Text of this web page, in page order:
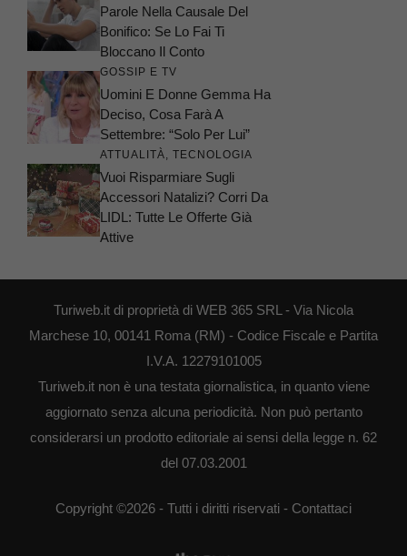
Parole Nella Causale Del
Bonifico: Se Lo Fai Ti
Bloccano Il Conto
GOSSIP E TV
Uomini E Donne Gemma Ha
Deciso, Cosa Farà A
Settembre: “Solo Per Lui”
ATTUALITÀ TECNOLOGIA
Vuoi Risparmiare Sugli
Accessori Natalizi? Corri Da
LIDL: Tutte Le Offerte Già
Attive
Turiweb.it di proprietà di WEB 365 SRL - Via Nicola
Marchese 10, 00141 Roma (RM) - Codice Fiscale e Partita
I.V.A. 12279101005
Turiweb.it non è una testata giornalistica, in quanto viene
aggiornato senza alcuna periodicità. Non può pertanto
considerarsi un prodotto editoriale ai sensi della legge n. 62
del 07.03.2001
Copyright ©2026 - Tutti i diritti riservati - Contattaci